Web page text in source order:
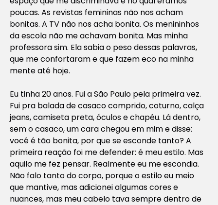
poucas. As revistas femininas não nos acham
bonitas. A TV não nos acha bonita. Os menininhos
da escola não me achavam bonita. Mas minha
professora sim. Ela sabia o peso dessas palavras,
que me confortaram e que fazem eco na minha
mente até hoje.
Eu tinha 20 anos. Fui a São Paulo pela primeira vez.
Fui pra balada de casaco comprido, coturno, calça
jeans, camiseta preta, óculos e chapéu. Lá dentro,
sem o casaco, um cara chegou em mim e disse:
você é tão bonita, por que se esconde tanto? A
primeira reação foi me defender: é meu estilo. Mas
aquilo me fez pensar. Realmente eu me escondia.
Não falo tanto do corpo, porque o estilo eu meio
que mantive, mas adicionei algumas cores e
nuances, mas meu cabelo tava sempre dentro de